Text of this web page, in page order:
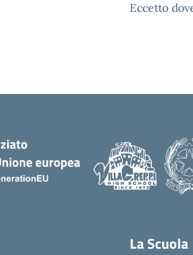
Eccetto
La Scuola